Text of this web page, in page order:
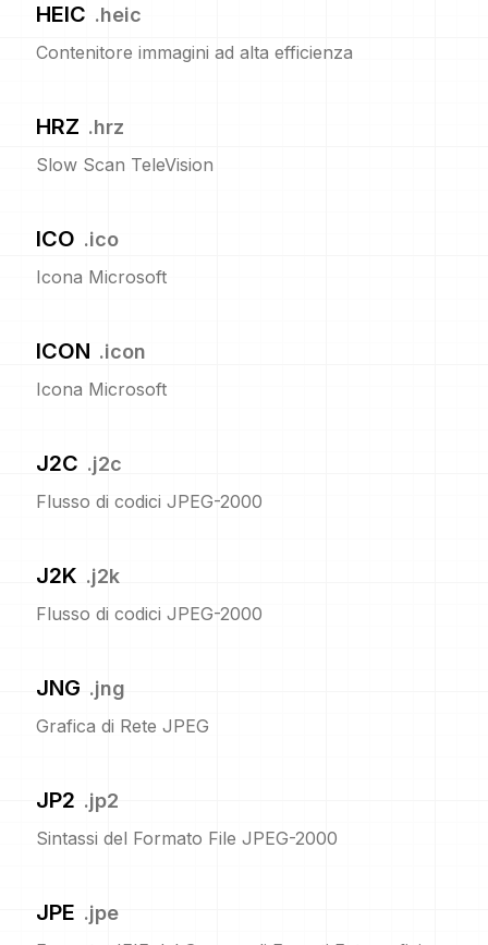
HEIC .heic
Contenitore immagini ad alta efficienza
HRZ .hrz
Slow Scan TeleVision
ICO .ico
Icona Microsoft
ICON .icon
Icona Microsoft
J2C .j2c
Flusso di codici JPEG-2000
J2K .j2k
Flusso di codici JPEG-2000
JNG .jng
Grafica di Rete JPEG
JP2 .jp2
Sintassi del Formato File JPEG-2000
JPE .jpe